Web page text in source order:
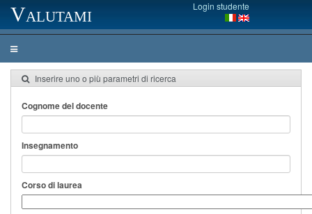
Valutami Login studente
Inserire uno o più parametri di ricerca
Cognome del docente
Insegnamento
Corso di laurea